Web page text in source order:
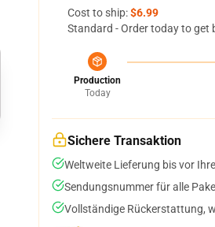
Cost to ship:$6.99
Standard - Order today to get
Production
Today
Sichere Transaktion
Weltweite Lieferung bis vor
Sendungsnummer für alle
Vollständige Rückerstattung,